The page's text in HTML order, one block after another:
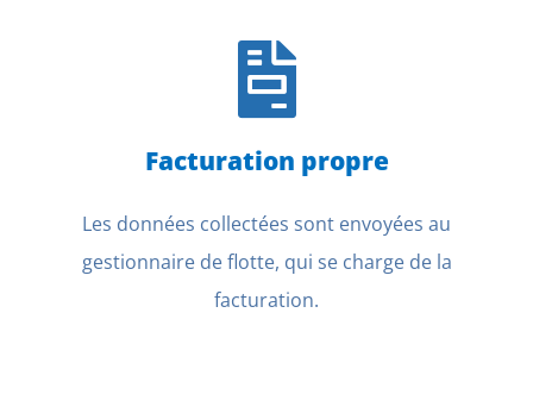
Facturation propre
Les données collectées sont envoyées au
gestionnaire de flotte, qui se charge de la
facturation.